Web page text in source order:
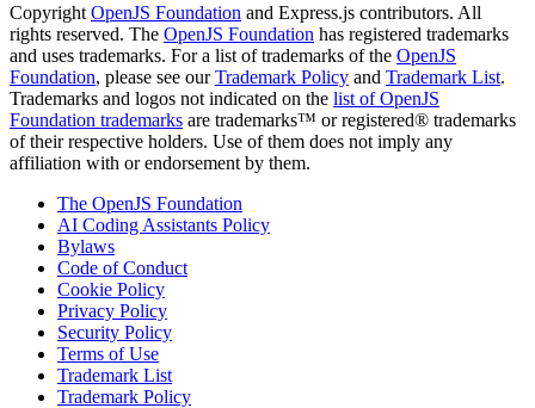
Copyright OpenJS Foundation and Express.js contributors. All
rights reserved. The OpenJS Foundation has registered trademarks
and uses trademarks. For a list of trademarks of the OpenJS
Foundation, please see ourTrademark Policy and Trademark List.
Trademarks and logos not indicated on the list of OpenJS
Foundation trademarks are trademarks™ or registered® trademarks
of their respective holders. Use of them does not imply any
affiliation with or endorsement by them.
The OpenJS Foundation
AI Coding Assistants Policy
Bylaws
Code of Conduct
Cookie Policy
Privacy Policy
Security Policy
Terms of Use
Trademark List
Trademark Policy